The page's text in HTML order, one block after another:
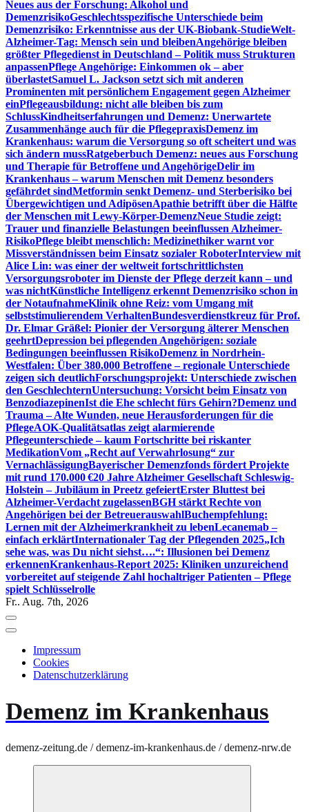
Neues aus der Forschung: Alkohol und
DemenzrisikoGeschlechtsspezifische Unterschiede beim
Demenzrisiko: Erkenntnisse aus der UK-Biobank-StudieWelt-
Alzheimer-Tag: Mensch sein und bleibenAngehörige bleiben
größter Pflegedienst in Deutschland – Politik muss Strukturen
anpassenPflege Angehörige: Einkommen ok – aber
überlastetSamuel L. Jackson setzt sich mit anderen
Prominenten mit persönlichem Engagement gegen Alzheimer
einPflegeausbildung: nicht alle bleiben bis zum
SchlussKindheitserfahrungen und Demenz: Unerwartete
Zusammenhänge auch für die PflegepraxisDemenz im
Krankenhaus: warum die Versorgung so oft scheitert und was
sich ändern mussRatgeberbuch Demenz: neues aus Forschung
und Therapie für Betroffene und AngehörigeDelir im
Krankenhaus – warum Menschen mit Demenz besonders
gefährdet sindMetformin senkt Demenz- und Sterberisiko bei
Übergewichtigen und AdipösenApathie betrifft über die Hälfte
der Menschen mit Lewy-Körper-DemenzNeue Studie zeigt:
Trauer und finanzielle Belastungen beeinflussen Alzheimer-
RisikoPflege bleibt menschlich: Medizinethiker warnt vor
Missverständnissen beim Einsatz sozialer RoboterInterview mit
Alice Lin: was einer der weltweit fortschrittlichsten
Versorgungsroboter im Dienste der Pflege derzeit kann – und
was nichtKünstliche Intelligenz erkennt Demenzrisiko schon in
der NotaufnahmeKlinik ohne Reiz: vom Umgang mit
selbststimulierendem VerhaltenBundesverdienstkreuz für Prof.
Dr. Elmar Gräßel: Pionier der Versorgung älterer Menschen
geehrtDepression bei pflegenden Angehörigen: soziale
Bedingungen beeinflussen RisikoDemenz in Nordrhein-
Westfalen: Über 380.000 Betroffene – regionale Unterschiede
zeigen sich deutlichForschungsprojekt: Unterschiede zwischen
den GeschlechternUntersuchung: Vorsicht beim Einsatz von
BenzodiazepinenIst die Ehe schlecht fürs Gehirn?Demenz und
Trauma – Alte Wunden, neue Herausforderungen für die
PflegeAOK-Qualitätsatlas zeigt alarmierende
Pflegeunterschiede – kaum Fortschritte bei riskanter
MedikationVom „Recht auf Verwahrlosung“ zur
VernachlässigungBayerischer Demenzfonds fördert Projekte
mit rund 170.000 €20 Jahre Alzheimer Gesellschaft Schleswig-
Holstein – Jubiläum in Preetz gefeiertErster Bluttest bei
Alzheimer-Verdacht zugelassenBGH stärkt Rechte von
Angehörigen bei der BetreuerauswahlBuchempfehlung:
Lernen mit der Alzheimerkrankheit zu lebenLecanemab –
einfach erklärtInternationaler Tag der Pflegenden 2025„Ich
sehe was, was Du nicht siehst….“: Illusionen bei Demenz
erkennenKrankenhaus-Report 2025: Kliniken unzureichend
vorbereitet auf steigende Zahl hochaltriger Patienten – Pflege
spielt Schlüsselrolle
Fr.. Aug. 7th, 2026
Impressum
Cookies
Datenschutzerklärung
Demenz im Krankenhaus
demenz-zeitung.de / demenz-im-krankenhaus.de / demenz-nrw.de